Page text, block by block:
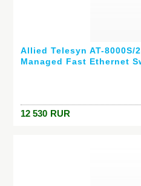
Allied Telesyn AT-8000S/
Managed Fast Ethernet
12 530 RUR